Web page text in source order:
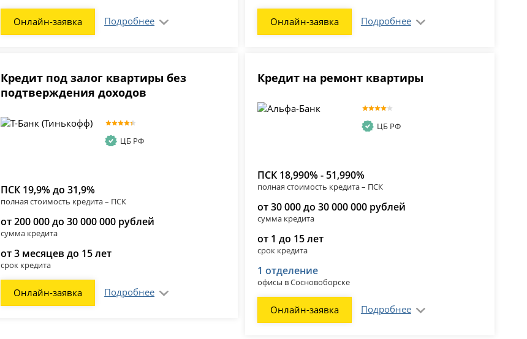
Онлайн-заявка Подробнее Онлайн-заявка Подробнее
Кредит под залог квартиры без
подтверждения доходов
ЦБ РФ
ПСК 19,9% до 31,9%
полная стоимость кредита – ПСК
от 200 000 до 30 000 000 рублей
сумма кредита
от 3 месяцев до 15 лет
срок кредита
Онлайн-заявка Подробнее
Кредит на ремонт квартиры
ЦБ РФ
ПСК 18,990% - 51,990%
полная стоимость кредита – ПСК
от 30 000 до 30 000 000 рублей
сумма кредита
от 1 до 15 лет
срок кредита
1 отделение
офисы в Сосновоборске
Онлайн-заявка Подробнее